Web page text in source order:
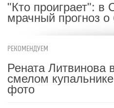
"Кто проиграет":
мрачный прогноз
РЕКОМЕНДУЕМ
Рената Литвинова
смелом
фото